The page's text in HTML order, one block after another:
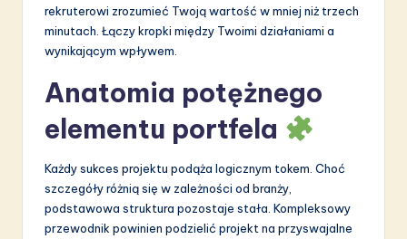
rekruterowi zrozumieć Twoją wartość w mniej niż trzech
minutach. Łączy kropki między Twoimi działaniami a
wynikającym wpływem.
Anatomia potężnego
elementu portfela
Każdy sukces projektu podąża logicznym tokem. Choć
szczegóły różnią się w zależności od branży,
podstawowa struktura pozostaje stała. Kompleksowy
przewodnik powinien podzielić projekt na przyswajalne